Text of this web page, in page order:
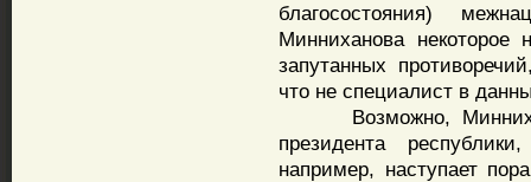
благосостояния)
Минниханова некоторое
запутанных
что не специалист в
Возможно,
президента
например, наступает